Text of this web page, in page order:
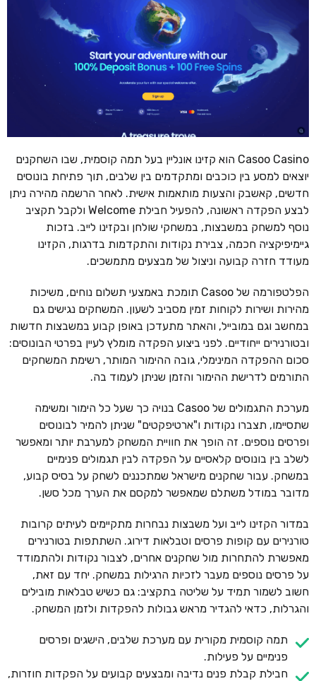
Casoo Casino הוא קזינו אונליין בעל תמה קוסמית, שבו השחקנים
יוצאים למסע בין כוכבים ומתקדמים בין שלבים, תוך פתיחת בונוסים
חדשים, קאשבק והצעות מותאמות אישית. לאחר הרשמה מהירה ניתן
לבצע הפקדה ראשונה, להפעיל חבילת Welcome ולקבל תקציב
נוסף למשחק במשבצות, במשחקי שולחן ובקזינו לייב. בזכות
גיימיפיקציה חכמה, צבירת נקודות והתקדמות בדרגות, הקזינו
מעודד חזרה קבועה וניצול של מבצעים מתמשכים.
הפלטפורמה של Casoo תומכת באמצעי תשלום נוחים, משיכות
מהירות ושירות לקוחות זמין מסביב לשעון. המשחקים נגישים גם
במחשב וגם במובייל, והאתר מתעדכן באופן קבוע במשבצות חדשות
ובטורנירים ייחודיים. לפני ביצוע הפקדה מומלץ לעיין בפרטי הבונוסים:
סכום ההפקדה המינימלי, גובה ההימור המותר, רשימת המשחקים
התורמים לדרישת ההימור והזמן שניתן לעמוד בה.
מערכת התגמולים של Casoo בנויה כך שעל כל הימור ומשימה
שתסיימו, תצברו נקודות ו"ארטיפקטים" שניתן להמיר לבונוסים
ופרסים נוספים. זה הופך את חוויית המשחק למערבת יותר ומאפשר
לשלב בין בונוסים קלאסיים על הפקדה לבין תגמולים פנימיים
במשחק. עבור שחקנים מישראל שמתכננים לשחק על בסיס קבוע,
מדובר במודל משתלם שמאפשר למקסם את הערך מכל סשן.
במדור הקזינו לייב ועל משבצות נבחרות מתקיימים לעיתים קרובות
טורנירים עם קופות פרסים וטבלאות דירוג. השתתפות בטורנירים
מאפשרת להתחרות מול שחקנים אחרים, לצבור נקודות ולהתמודד
על פרסים נוספים מעבר לזכיות הרגילות במשחק. יחד עם זאת,
חשוב לשמור תמיד על שליטה בתקציב: גם כשיש טבלאות מובילים
והגרלות, כדאי להגדיר מראש גבולות להפקדות ולזמן המשחק.
תמה קוסמית מקורית עם מערכת שלבים, הישגים ופרסים
פנימיים על פעילות.
חבילת קבלת פנים נדיבה ומבצעים קבועים על הפקדות חוזרות,